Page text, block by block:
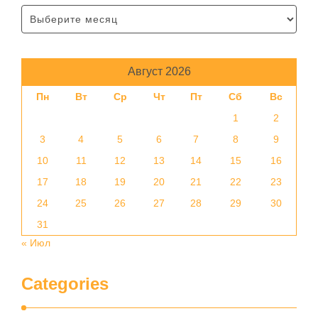
Август 2026
Пн Вт Ср Чт Пт Сб
Вс
1
2
3
4 5 6 7 8
9
10
11 12 13 14 15
16
17
18 19 20 21 22
23
24
25 26 27 28 29
30
31
« Июл
Categories